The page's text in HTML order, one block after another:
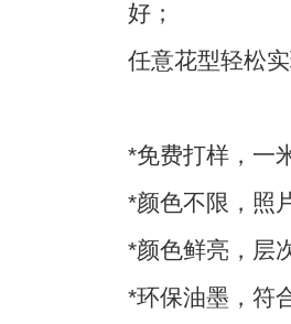
好；
任意花型轻松
*免费打样，一
*颜色不限，照
*颜色鲜亮，层
*环保油墨，符